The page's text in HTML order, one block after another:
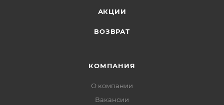
АКЦИИ
ВОЗВРАТ
КОМПАНИЯ
О компании
Вакансии